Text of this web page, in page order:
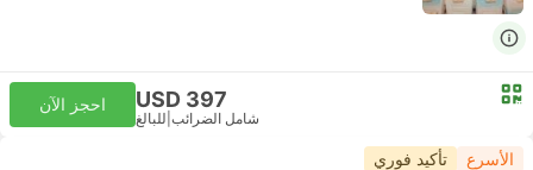
USD 397
شامل الضرائب للبالغ
احجز الآن
الأسرع تأكيد فوري